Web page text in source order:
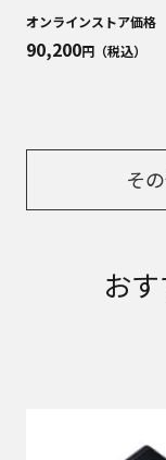
オンラインストア価格
90,200円（税込）
そ
お